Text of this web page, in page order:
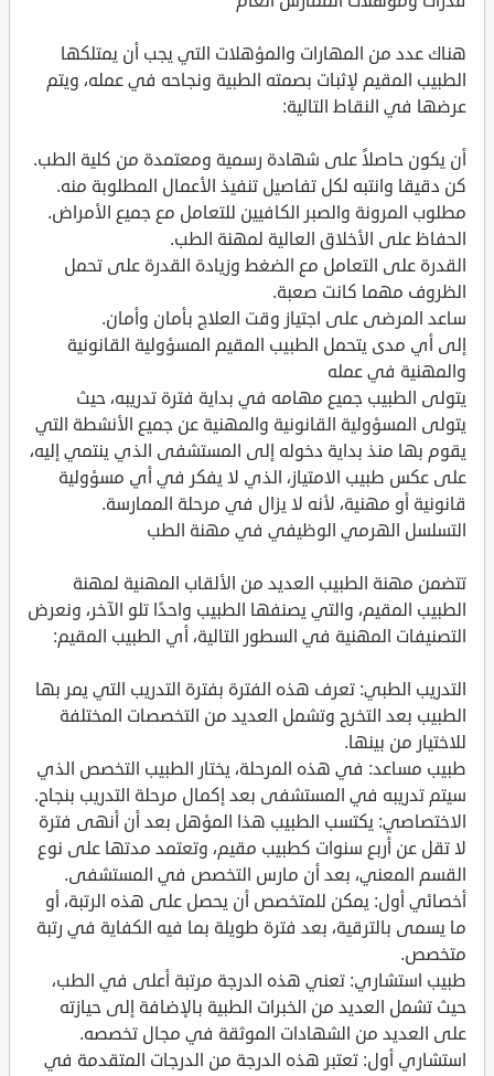
هناك عدد من المهارات والمؤهلات التي يجب أن يمتلكها
الطبيب المقيم لإثبات بصمته الطبية ونجاحه في عمله، ويتم
عرضها في النقاط التالية:
أن يكون حاصلاً على شهادة رسمية ومعتمدة من كلية الطب.
كن دقيقا وانتبه لكل تفاصيل تنفيذ الأعمال المطلوبة منه.
مطلوب المرونة والصبر الكافيين للتعامل مع جميع الأمراض.
الحفاظ على الأخلاق العالية لمهنة الطب.
القدرة على التعامل مع الضغط وزيادة القدرة على تحمل
الظروف مهما كانت صعبة.
ساعد المرضى على اجتياز وقت العلاج بأمان وأمان.
إلى أي مدى يتحمل الطبيب المقيم المسؤولية القانونية
والمهنية في عمله
يتولى الطبيب جميع مهامه في بداية فترة تدريبه، حيث
يتولى المسؤولية القانونية والمهنية عن جميع الأنشطة التي
يقوم بها منذ بداية دخوله إلى المستشفى الذي ينتمي إليه،
على عكس طبيب الامتياز، الذي لا يفكر في أي مسؤولية
قانونية أو مهنية، لأنه لا يزال في مرحلة الممارسة.
التسلسل الهرمي الوظيفي في مهنة الطب
تتضمن مهنة الطبيب العديد من الألقاب المهنية لمهنة
الطبيب المقيم، والتي يصنفها الطبيب واحدًا تلو الآخر، ونعرض
التصنيفات المهنية في السطور التالية، أي الطبيب المقيم:
التدريب الطبي: تعرف هذه الفترة بفترة التدريب التي يمر بها
الطبيب بعد التخرج وتشمل العديد من التخصصات المختلفة
للاختيار من بينها.
طبيب مساعد: في هذه المرحلة، يختار الطبيب التخصص الذي
سيتم تدريبه في المستشفى بعد إكمال مرحلة التدريب بنجاح.
الاختصاصي: يكتسب الطبيب هذا المؤهل بعد أن أنهى فترة
لا تقل عن أربع سنوات كطبيب مقيم، وتعتمد مدتها على نوع
القسم المعني، بعد أن مارس التخصص في المستشفى.
أخصائي أول: يمكن للمتخصص أن يحصل على هذه الرتبة، أو
ما يسمى بالترقية، بعد فترة طويلة بما فيه الكفاية في رتبة
متخصص.
طبيب استشاري: تعني هذه الدرجة مرتبة أعلى في الطب،
حيث تشمل العديد من الخبرات الطبية بالإضافة إلى حيازته
على العديد من الشهادات الموثقة في مجال تخصصه.
استشاري أول: تعتبر هذه الدرجة من الدرجات المتقدمة في